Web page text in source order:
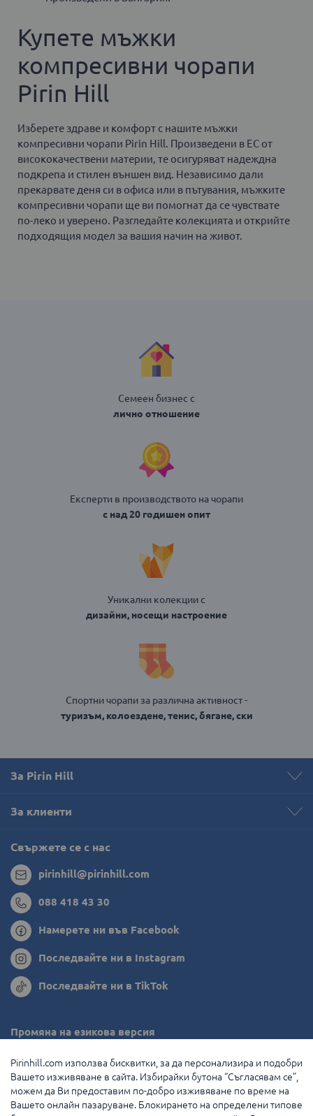
Купете мъжки
компресивни чорапи
Pirin Hill
Изберете здраве и комфорт с нашите мъжки
компресивни чорапи Pirin Hill. Произведени в ЕС от
висококачествени материи, те осигуряват надеждна
подкрепа и стилен външен вид. Независимо дали
прекарвате деня си в офиса или в пътувания, мъжките
компресивни чорапи ще ви помогнат да се чувствате
по-леко и уверено. Разгледайте колекцията и открийте
подходящия модел за вашия начин на живот.
Семеен бизнес с
лично отношение
Експерти в производството на чорапи
с над 20 годишен опит
Уникални колекции с
дизайни, носещи настроение
Спортни чорапи за различна активност -
туризъм, колоездене, тенис, бягане, ски
За Pirin Hill
За клиенти
Свържете се с нас
pirinhill@pirinhill.com
088 418 43 30
Намерете ни във Facebook
Последвайте ни в Instagram
Последвайте ни в TikTok
Промяна на езикова версия
Румъния
Гърция
Нидерландия
Pirinhill.com използва бисквитки, за да персонализира и подобри
Вашето изживяване в сайта. Избирайки бутона “Съгласявам се”,
можем да Ви предоставим по-добро изживяване по време на
Вашето онлайн пазаруване. Блокирането на определени типове